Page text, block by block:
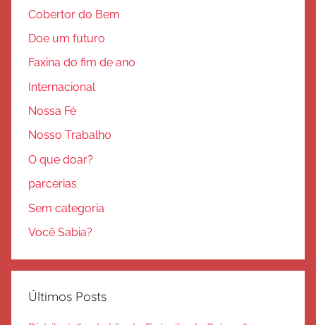
Cobertor do Bem
Doe um futuro
Faxina do fim de ano
Internacional
Nossa Fé
Nosso Trabalho
O que doar?
parcerias
Sem categoria
Você Sabia?
Últimos Posts